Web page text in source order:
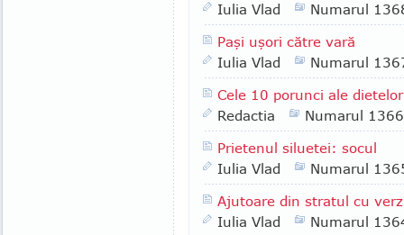
Iulia Vlad
Numarul
Paşi uşori către vară
Iulia Vlad
Numarul
Cele 10 porunci ale
Redactia
Numarul 1366
Prietenul siluetei: socul
Iulia Vlad
Numarul
Ajutoare din stratul cu
Iulia Vlad
Numarul